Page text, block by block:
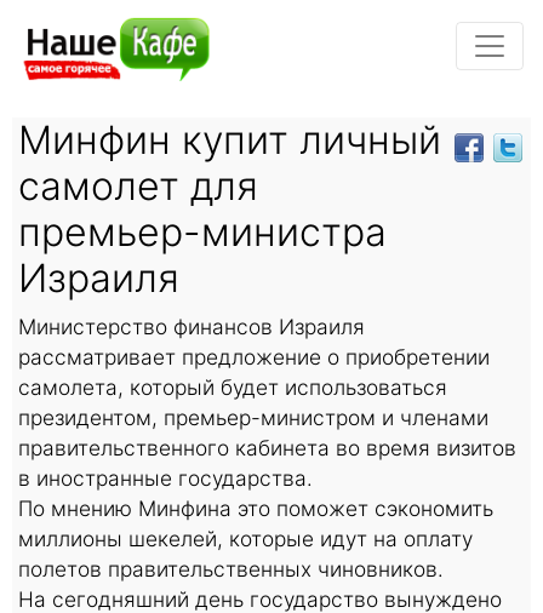
Минфин купит личный
самолет для
премьер-министра
Израиля
Министерство финансов Израиля
рассматривает предложение о приобретении
самолета, который будет использоваться
президентом, премьер-министром и членами
правительственного кабинета во время визитов
в иностранные государства.
По мнению Минфина это поможет сэкономить
миллионы шекелей, которые идут на оплату
полетов правительственных чиновников.
На сегодняшний день государство вынуждено